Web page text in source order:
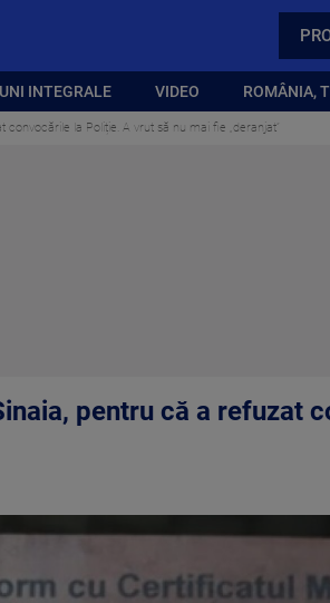
INTEGRALE VIDEO ROMÂNIA,
convocările la Poliție. A vrut să nu mai fie „deranjat”
pentru că a refuzat